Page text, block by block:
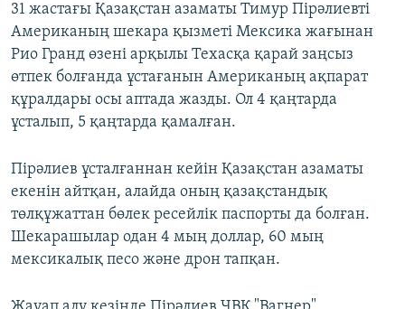
31 жастағы Қазақстан азаматы Тимур Пірәлиевті
Американың шекара қызметі Мексика жағынан
Рио Гранд өзені арқылы Техасқа қарай заңсыз
өтпек болғанда ұстағанын Американың ақпарат
құралдары осы аптада жазды. Ол 4 қаңтарда
ұсталып, 5 қаңтарда қамалған.
Пірәлиев ұсталғаннан кейін Қазақстан азаматы
екенін айтқан, алайда оның қазақстандық
төлқұжаттан бөлек ресейлік паспорты да болған.
Шекарашылар одан 4 мың доллар, 60 мың
мексикалық песо және дрон тапқан.